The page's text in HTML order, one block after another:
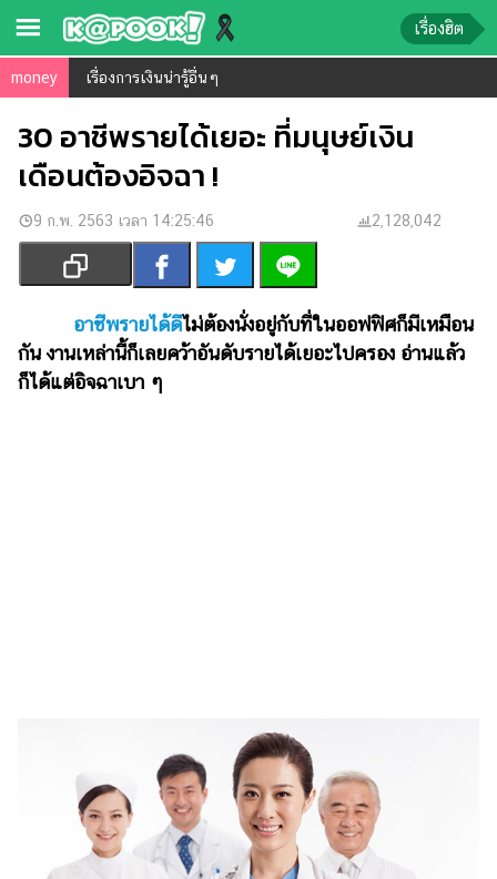
ข่าว-
ความ
รู้
ข่าว
บันเทิง
ตรวจ
หวย
ผล
Music
Station
เรื่องฮิต
money เรื่องการเงินน่ารู้อื่นๆ
30 อาชีพรายได้เยอะ ที่มนุษย์เงิน
เดือนต้องอิจฉา !
9 ก.พ. 2563 เวลา 14:25:46 2,128,042
อาชีพรายได้ดีไม่ต้องนั่งอยู่กับที่ในออฟฟิศก็มีเหมือน
กัน งานเหล่านี้ก็เลยคว้าอันดับรายได้เยอะไปครอง อ่านแล้ว
ก็ได้แต่อิจฉาเบา ๆ